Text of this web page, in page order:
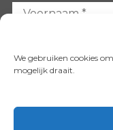
We gebruiken cookies
mogelijk draait.